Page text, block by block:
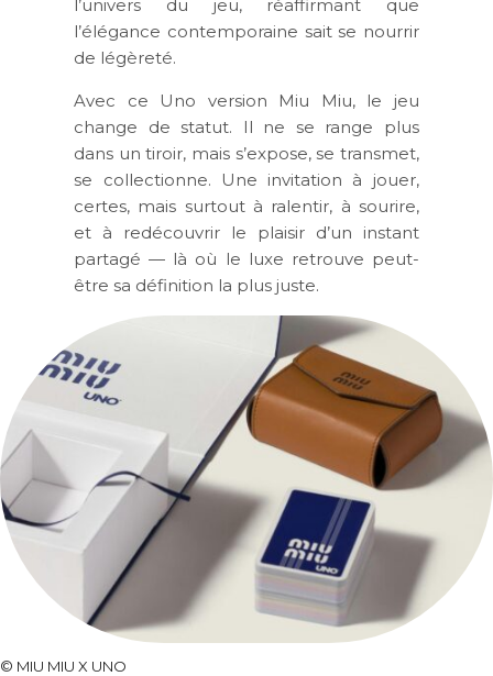
l’univers du jeu, réaffirmant que
l’élégance contemporaine sait se nourrir
de légèreté.
Avec ce Uno version Miu Miu, le jeu
change de statut. Il ne se range plus
dans un tiroir, mais s’expose, se transmet,
se collectionne. Une invitation à jouer,
certes, mais surtout à ralentir, à sourire,
et à redécouvrir le plaisir d’un instant
partagé — là où le luxe retrouve peut-
être sa définition la plus juste.
© MIU MIU X UNO